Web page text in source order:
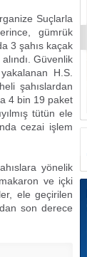
Suçlarla
gümrük
3 şahıs kaçak
Güvenlik
H.S.
şahıslardan
4 bin 19 paket
tütün ele
cezai işlem
yönelik
ve içki
ele geçirilen
son derece